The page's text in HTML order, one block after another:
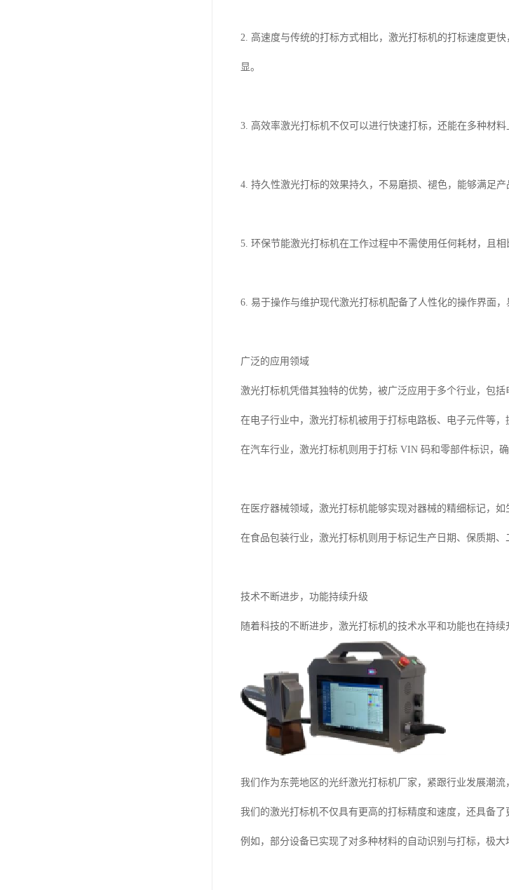
2. 高速度与传统的打标方式相比，激光打标机的打标速度更
显。
3. 高效率激光打标机不仅可以进行快速打标，还能在多种材
4. 持久性激光打标的效果持久，不易磨损、褪色，能够满足
5. 环保节能激光打标机在工作过程中不需使用任何耗材，且
6. 易于操作与维护现代激光打标机配备了人性化的操作界面
广泛的应用领域
激光打标机凭借其独特的优势，被广泛应用于多个行业，包
在电子行业中，激光打标机被用于打标电路板、电子元件等，
在汽车行业，激光打标机则用于打标 VIN 码和零部件标识，确
在医疗器械领域，激光打标机能够实现对器械的精细标记，
在食品包装行业，激光打标机则用于标记生产日期、保质期、
技术不断进步，功能持续升级
随着科技的不断进步，激光打标机的技术水平和功能也在持续
我们作为东莞地区的光纤激光打标机厂家，紧跟行业发展潮
我们的激光打标机不仅具有更高的打标精度和速度，还具备了
例如，部分设备已实现了对多种材料的自动识别与打标，极大